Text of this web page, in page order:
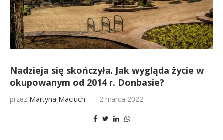
Nadzieja się skończyła. Jak wygląda życie w
okupowanym od 2014 r. Donbasie?
przez Martyna Maciuch 2 marca 2022